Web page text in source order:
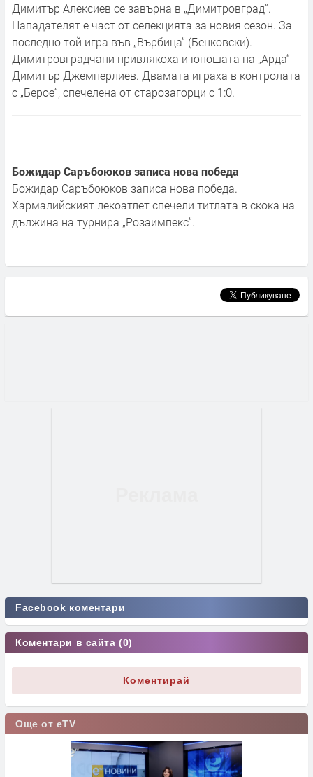
Димитър Алексиев се завърна в „Димитровград“.
Нападателят е част от селекцията за новия сезон. За
последно той игра във „Върбица“ (Бенковски).
Димитровградчани привлякоха и юношата на „Арда“
Димитър Джемперлиев. Двамата играха в контролата
с „Берое“, спечелена от старозагорци с 1:0.
Божидар Саръбоюков записа нова победа
Божидар Саръбоюков записа нова победа.
Хармалийският лекоатлет спечели титлата в скока на
дължина на турнира „Розаимпекс“.
Facebook коментари
Коментари в сайта (0)
Коментирай
Още от eTV